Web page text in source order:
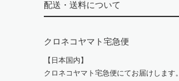
配送・送料について
クロネコヤマト宅急便
【日本国内】
クロネコヤマト宅急便にてお届けします。